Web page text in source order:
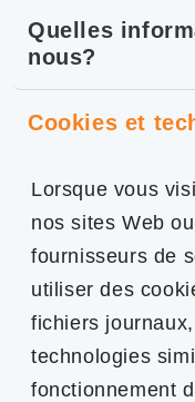
Quelles
nous?
Cookies et
Lorsque vous
nos sites Web
fournisseurs de
utiliser des
fichiers
technologies
fonctionnement